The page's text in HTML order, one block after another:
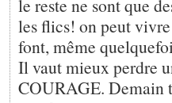
le reste ne sont que
les flics! on peut
font, même
Il vaut mieux perdre
COURAGE. Demain